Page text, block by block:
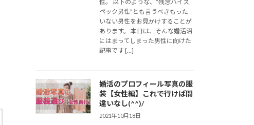
性。 以下のような、”残念ハイス
ペック男性”とも言うべきもった
いない男性をお見かけすることが
あります。 本日は、そんな婚活沼
にはまってしまった男性に向けた
記事です […]
婚活のプロフィール写真の服
装【女性編】これで行けば間
違いなし(^^)/
2021年10月18日